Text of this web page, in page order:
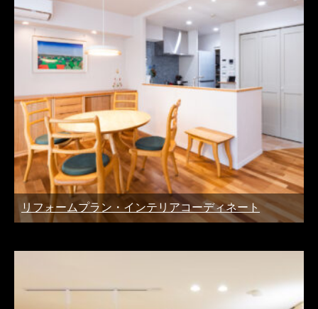
リフォームプラン・インテリアコーディネート